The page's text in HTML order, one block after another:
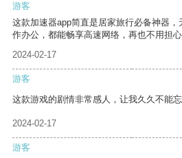
游客
这款加速器app简直是居家旅行必备神器
作办公，都能畅享高速网络，再也不用担心
2024-02-17
游客
这款游戏的剧情非常感人，让我久久不能忘
2024-02-17
游客